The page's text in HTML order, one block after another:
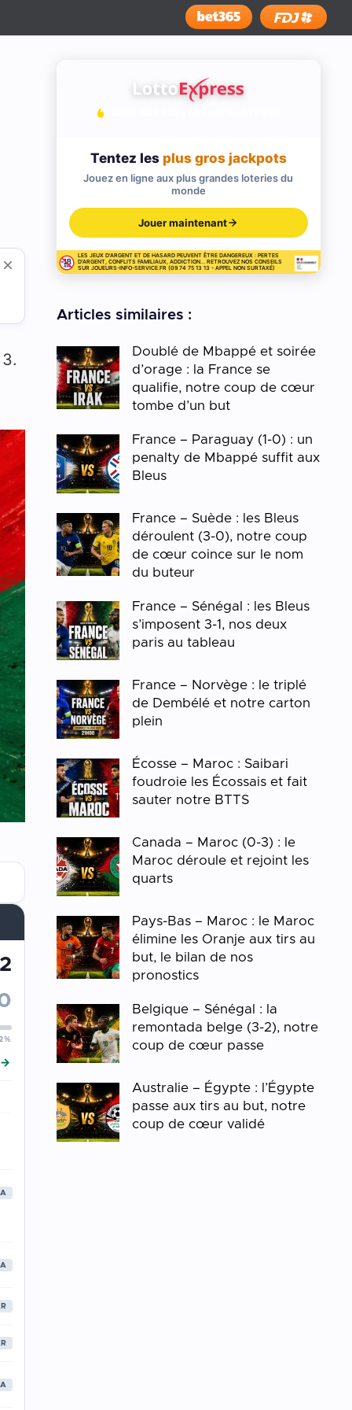
Installer
→
Tentez les plus gros jackpots
Jouez en ligne aux plus grandes loteries du
monde
Jouer maintenant
LES JEUX D'ARGENT ET DE HASARD PEUVENT ÊTRE DANGEREUX : PERTES
D'ARGENT, CONFLITS FAMILIAUX, ADDICTION... RETROUVEZ NOS CONSEILS
SUR JOUEURS-INFO-SERVICE.FR (09 74 75 13 13 - APPEL NON SURTAXÉ)
Articles similaires :
Doublé de Mbappé et soirée
d’orage : la France se
qualifie, notre coup de cœur
tombe d’un but
France – Paraguay (1-0) : un
penalty de Mbappé suffit aux
Bleus
France – Suède : les Bleus
déroulent (3-0), notre coup
de cœur coince sur le nom
du buteur
France – Sénégal : les Bleus
s’imposent 3-1, nos deux
paris au tableau
France – Norvège : le triplé
de Dembélé et notre carton
plein
Écosse – Maroc : Saibari
foudroie les Écossais et fait
sauter notre BTTS
Canada – Maroc (0-3) : le
Maroc déroule et rejoint les
quarts
Pays-Bas – Maroc : le Maroc
élimine les Oranje aux tirs au
but, le bilan de nos
pronostics
Belgique – Sénégal : la
remontada belge (3-2), notre
coup de cœur passe
Australie – Égypte : l’Égypte
passe aux tirs au but, notre
coup de cœur validé